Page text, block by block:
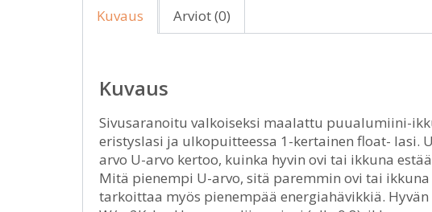
Kuvaus Arviot (0)
Kuvaus
Sivusaranoitu valkoiseksi maalattu puualumiini-
eristyslasi ja ulkopuitteessa 1-kertainen float- lasi.
arvo U-arvo kertoo, kuinka hyvin ovi tai ikkuna
Mitä pienempi U-arvo, sitä paremmin ovi tai
tarkoittaa myös pienempää energiahävikkiä.